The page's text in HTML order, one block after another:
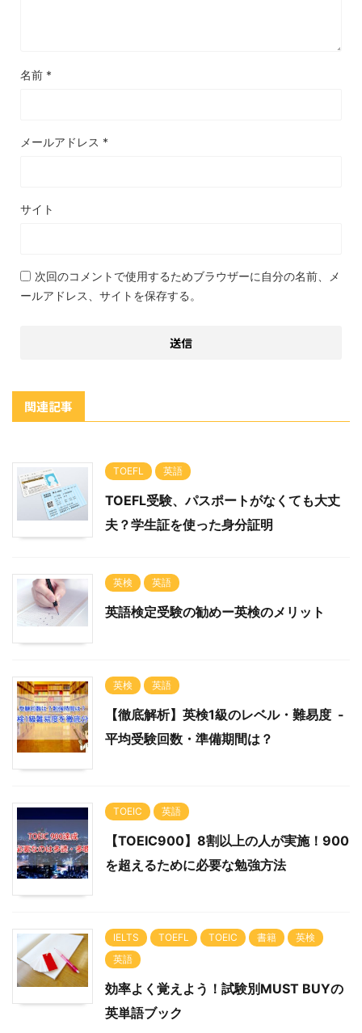
名前 *
メールアドレス *
サイト
次回のコメントで使用するためブラウザーに自分の名前、メ
ールアドレス、サイトを保存する。
関連記事
TOEFL 英語
TOEFL受験、パスポートがなくても大丈
夫？学生証を使った身分証明
英検 英語
英語検定受験の勧めー英検のメリット
英検 英語
【徹底解析】英検1級のレベル・難易度 -
平均受験回数・準備期間は？
TOEIC 英語
【TOEIC900】8割以上の人が実施！900
を超えるために必要な勉強方法
IELTS TOEFL TOEIC 書籍
英検
英語
効率よく覚えよう！試験別MUST BUYの
英単語ブック